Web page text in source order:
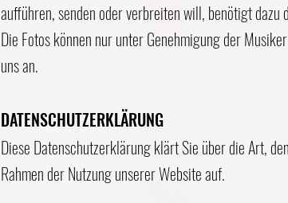
aufführen, senden oder verbreiten will, benötigt dazu
Die Fotos können nur unter Genehmigung der
uns an.
DATENSCHUTZERKLÄRUNG
Diese Datenschutzerklärung klärt Sie über die Art,
Rahmen der Nutzung unserer Website auf.